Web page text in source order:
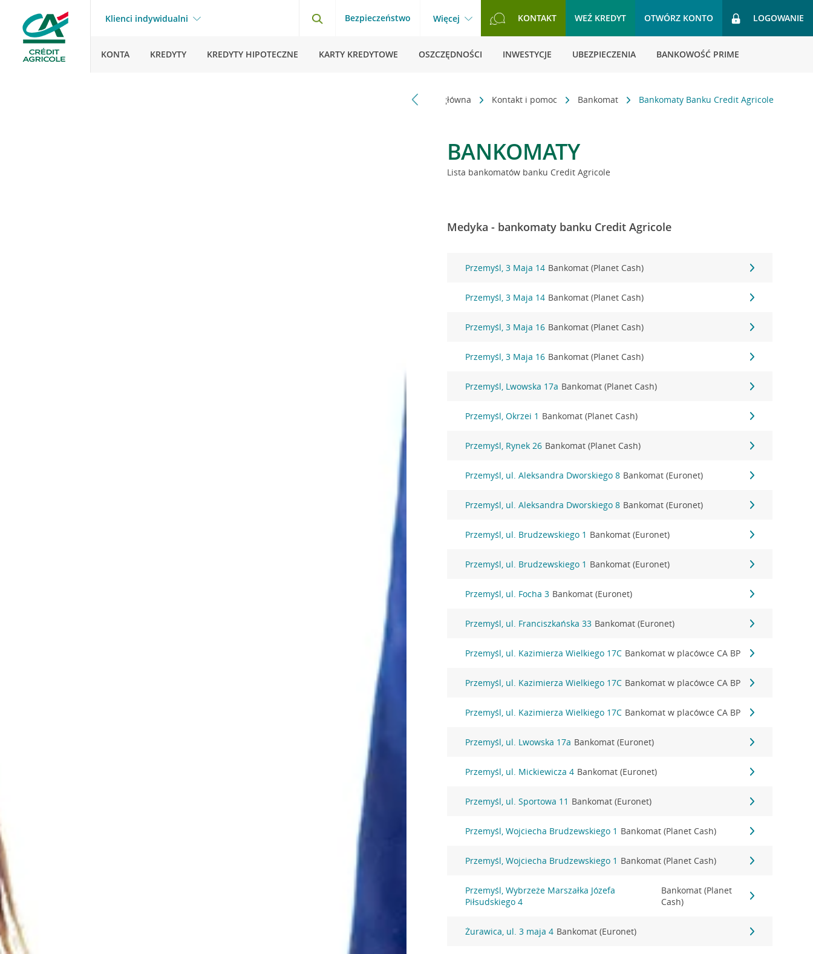
Klienci indywidualni Bezpieczeństwo Więcej KONTAKT WEŹ KREDYT OTWÓRZ KONTO LOGOWANIE
KONTA KREDYTY KREDYTY HIPOTECZNE KARTY KREDYTOWE OSZCZĘDNOŚCI INWESTYCJE UBEZPIECZENIA BANKOWOŚĆ PRIME
Strona główna Kontakt i pomoc Bankomat Bankomaty Banku Credit Agricole
BANKOMATY
Lista bankomatów banku Credit Agricole
Medyka - bankomaty banku Credit Agricole
Przemyśl, 3 Maja 14 Bankomat (Planet Cash)
Przemyśl, 3 Maja 14 Bankomat (Planet Cash)
Przemyśl, 3 Maja 16 Bankomat (Planet Cash)
Przemyśl, 3 Maja 16 Bankomat (Planet Cash)
Przemyśl, Lwowska 17a Bankomat (Planet Cash)
Przemyśl, Okrzei 1 Bankomat (Planet Cash)
Przemyśl, Rynek 26 Bankomat (Planet Cash)
Przemyśl, ul. Aleksandra Dworskiego 8 Bankomat (Euronet)
Przemyśl, ul. Aleksandra Dworskiego 8 Bankomat (Euronet)
Przemyśl, ul. Brudzewskiego 1 Bankomat (Euronet)
Przemyśl, ul. Brudzewskiego 1 Bankomat (Euronet)
Przemyśl, ul. Focha 3 Bankomat (Euronet)
Przemyśl, ul. Franciszkańska 33 Bankomat (Euronet)
Przemyśl, ul. Kazimierza Wielkiego 17C Bankomat w placówce CA BP
Przemyśl, ul. Kazimierza Wielkiego 17C Bankomat w placówce CA BP
Przemyśl, ul. Kazimierza Wielkiego 17C Bankomat w placówce CA BP
Przemyśl, ul. Lwowska 17a Bankomat (Euronet)
Przemyśl, ul. Mickiewicza 4 Bankomat (Euronet)
Przemyśl, ul. Sportowa 11 Bankomat (Euronet)
Przemyśl, Wojciecha Brudzewskiego 1 Bankomat (Planet Cash)
Przemyśl, Wojciecha Brudzewskiego 1 Bankomat (Planet Cash)
Przemyśl, Wybrzeże Marszałka Józefa
Piłsudskiego 4
Bankomat (Planet
Cash)
Żurawica, ul. 3 maja 4 Bankomat (Euronet)